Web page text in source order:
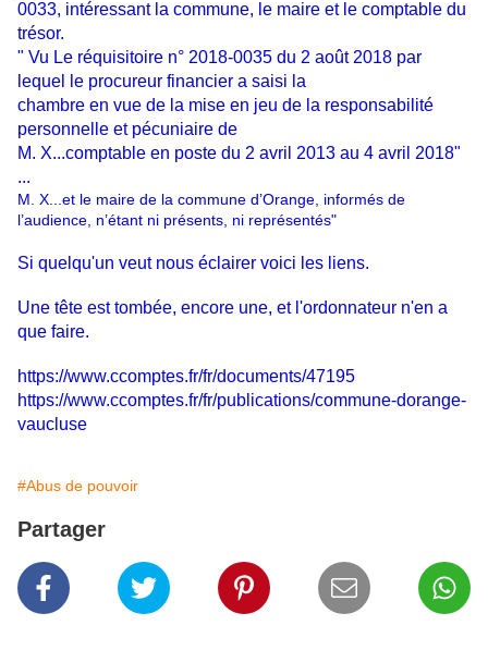
0033, intéressant la commune, le maire et le comptable du
trésor.
" Vu Le réquisitoire n° 2018-0035 du 2 août 2018 par
lequel le procureur financier a saisi la
chambre en vue de la mise en jeu de la responsabilité
personnelle et pécuniaire de
M. X...comptable en poste du 2 avril 2013 au 4 avril 2018"
...
M. X...et le maire de la commune d’Orange, informés de
l’audience, n’étant ni présents, ni représentés"
Si quelqu'un veut nous éclairer voici les liens.
Une tête est tombée, encore une, et l'ordonnateur n'en a
que faire.
https://www.ccomptes.fr/fr/documents/47195
https://www.ccomptes.fr/fr/publications/commune-dorange-
vaucluse
#Abus de pouvoir
Partager